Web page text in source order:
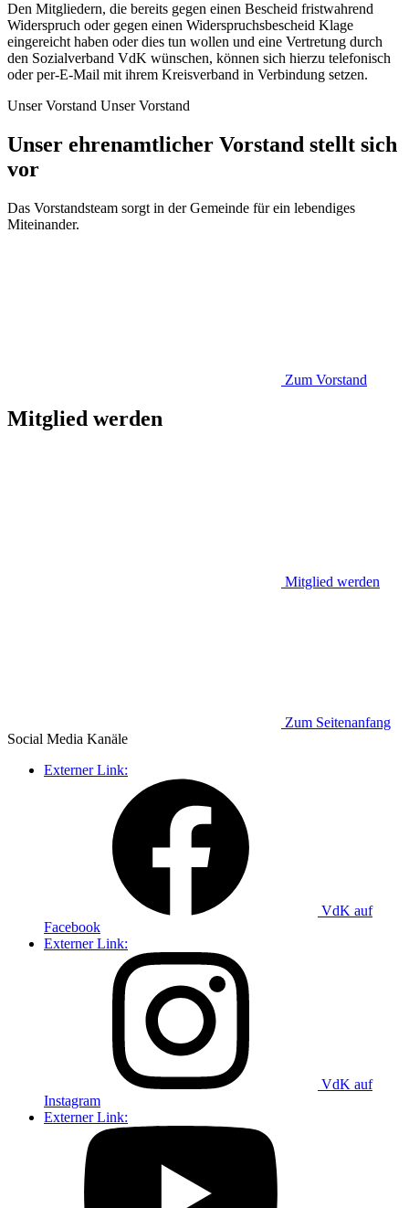
Den Mitgliedern, die bereits gegen einen Bescheid fristwahrend
Widerspruch oder gegen einen Widerspruchsbescheid Klage
eingereicht haben oder dies tun wollen und eine Vertretung durch
den Sozialverband VdK wünschen, können sich hierzu telefonisch
oder per-E-Mail mit ihrem Kreisverband in Verbindung setzen.
Unser Vorstand Unser Vorstand
Unser ehrenamtlicher Vorstand stellt sich
vor
Das Vorstandsteam sorgt in der Gemeinde für ein lebendiges
Miteinander.
Zum Vorstand
Mitglied werden
Mitglied werden
Zum Seitenanfang
Social Media Kanäle
Externer Link:
VdK auf
Facebook
Externer Link:
VdK auf
Instagram
Externer Link: